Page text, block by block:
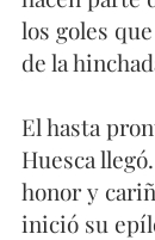
los goles
de la
El hasta
Huesca
honor y
inició su